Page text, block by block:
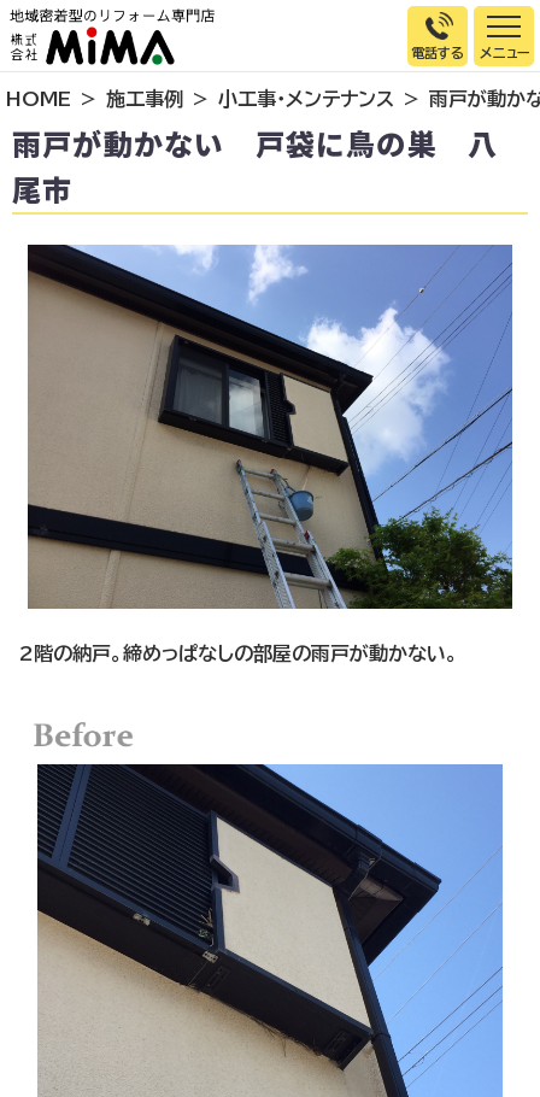
電話する
トップページ
選ばれる理由
施工事例
お客様の声
イベント情報
店舗＆モデルハウス紹介
リフォームの流れ
会社概要
HOME 施工事例 小工事・メンテナンス 雨戸が動か
雨戸が動かない 戸袋に鳥の巣 八
尾市
2階の納戸。締めっぱなしの部屋の雨戸が動かない。